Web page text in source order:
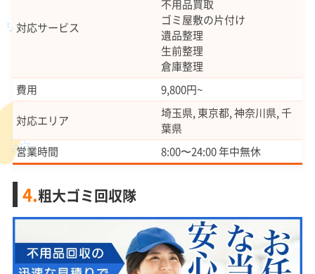
対応サービス
不用品買取
ゴミ屋敷の片付け
遺品整理
生前整理
倉庫整理
費用
9,800円~
対応エリア
埼玉県, 東京都, 神奈川県, 千
葉県
営業時間
8:00〜24:00 年中無休
4.粗大ゴミ回収隊